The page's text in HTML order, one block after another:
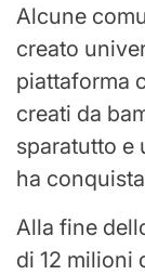
Alcune
creato
piattaforma
creati da
sparatutto e
ha
Alla fine
di 12 milioni